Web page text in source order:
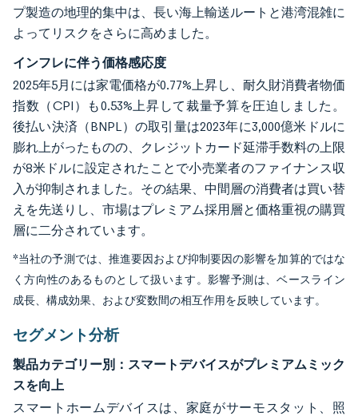
プ製造の地理的集中は、長い海上輸送ルートと港湾混雑に
よってリスクをさらに高めました。
インフレに伴う価格感応度
2025年5月には家電価格が0.77%上昇し、耐久財消費者物価
指数（CPI）も0.53%上昇して裁量予算を圧迫しました。
後払い決済（BNPL）の取引量は2023年に3,000億米ドルに
膨れ上がったものの、クレジットカード延滞手数料の上限
が8米ドルに設定されたことで小売業者のファイナンス収
入が抑制されました。その結果、中間層の消費者は買い替
えを先送りし、市場はプレミアム採用層と価格重視の購買
層に二分されています。
*当社の予測では、推進要因および抑制要因の影響を加算的ではな
く方向性のあるものとして扱います。影響予測は、ベースライン
成長、構成効果、および変数間の相互作用を反映しています。
セグメント分析
製品カテゴリー別：スマートデバイスがプレミアムミック
スを向上
スマートホームデバイスは、家庭がサーモスタット、照